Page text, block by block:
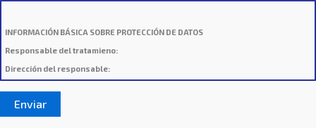
INFORMACIÓN BÁSICA SOBRE PROTECCIÓN DE DATOS
Responsable del tratamieno:
Dirección del responsable:
nuestros servicios.